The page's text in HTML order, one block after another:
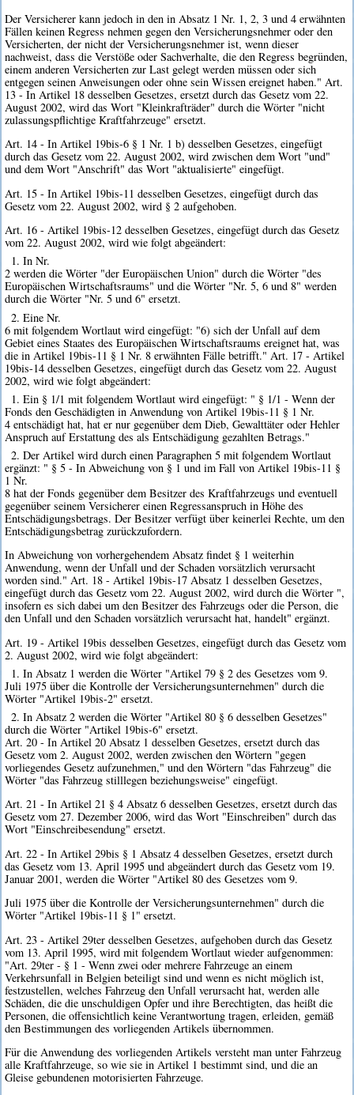
Der Versicherer kann jedoch in den in Absatz 1 Nr. 1, 2, 3 und 4 erwähnten
Fällen keinen Regress nehmen gegen den Versicherungsnehmer oder den
Versicherten, der nicht der Versicherungsnehmer ist, wenn dieser
nachweist, dass die Verstöße oder Sachverhalte, die den Regress begründen,
einem anderen Versicherten zur Last gelegt werden müssen oder sich
entgegen seinen Anweisungen oder ohne sein Wissen ereignet haben." Art.
13 - In Artikel 18 desselben Gesetzes, ersetzt durch das Gesetz vom 22.
August 2002, wird das Wort "Kleinkrafträder" durch die Wörter "nicht
zulassungspflichtige Kraftfahrzeuge" ersetzt.
Art. 14 - In Artikel 19bis-6 § 1 Nr. 1 b) desselben Gesetzes, eingefügt
durch das Gesetz vom 22. August 2002, wird zwischen dem Wort "und"
und dem Wort "Anschrift" das Wort "aktualisierte" eingefügt.
Art. 15 - In Artikel 19bis-11 desselben Gesetzes, eingefügt durch das
Gesetz vom 22. August 2002, wird § 2 aufgehoben.
Art. 16 - Artikel 19bis-12 desselben Gesetzes, eingefügt durch das Gesetz
vom 22. August 2002, wird wie folgt abgeändert:
1. In Nr.
2 werden die Wörter "der Europäischen Union" durch die Wörter "des
Europäischen Wirtschaftsraums" und die Wörter "Nr. 5, 6 und 8" werden
durch die Wörter "Nr. 5 und 6" ersetzt.
2. Eine Nr.
6 mit folgendem Wortlaut wird eingefügt: "6) sich der Unfall auf dem
Gebiet eines Staates des Europäischen Wirtschaftsraums ereignet hat, was
die in Artikel 19bis-11 § 1 Nr. 8 erwähnten Fälle betrifft." Art. 17 - Artikel
19bis-14 desselben Gesetzes, eingefügt durch das Gesetz vom 22. August
2002, wird wie folgt abgeändert:
1. Ein § 1/1 mit folgendem Wortlaut wird eingefügt: " § 1/1 - Wenn der
Fonds den Geschädigten in Anwendung von Artikel 19bis-11 § 1 Nr.
4 entschädigt hat, hat er nur gegenüber dem Dieb, Gewalttäter oder Hehler
Anspruch auf Erstattung des als Entschädigung gezahlten Betrags."
2. Der Artikel wird durch einen Paragraphen 5 mit folgendem Wortlaut
ergänzt: " § 5 - In Abweichung von § 1 und im Fall von Artikel 19bis-11 §
1 Nr.
8 hat der Fonds gegenüber dem Besitzer des Kraftfahrzeugs und eventuell
gegenüber seinem Versicherer einen Regressanspruch in Höhe des
Entschädigungsbetrags. Der Besitzer verfügt über keinerlei Rechte, um den
Entschädigungsbetrag zurückzufordern.
In Abweichung von vorhergehendem Absatz findet § 1 weiterhin
Anwendung, wenn der Unfall und der Schaden vorsätzlich verursacht
worden sind." Art. 18 - Artikel 19bis-17 Absatz 1 desselben Gesetzes,
eingefügt durch das Gesetz vom 22. August 2002, wird durch die Wörter ",
insofern es sich dabei um den Besitzer des Fahrzeugs oder die Person, die
den Unfall und den Schaden vorsätzlich verursacht hat, handelt" ergänzt.
Art. 19 - Artikel 19bis desselben Gesetzes, eingefügt durch das Gesetz vom
2. August 2002, wird wie folgt abgeändert:
1. In Absatz 1 werden die Wörter "Artikel 79 § 2 des Gesetzes vom 9.
Juli 1975 über die Kontrolle der Versicherungsunternehmen" durch die
Wörter "Artikel 19bis-2" ersetzt.
2. In Absatz 2 werden die Wörter "Artikel 80 § 6 desselben Gesetzes"
durch die Wörter "Artikel 19bis-6" ersetzt.
Art. 20 - In Artikel 20 Absatz 1 desselben Gesetzes, ersetzt durch das
Gesetz vom 2. August 2002, werden zwischen den Wörtern "gegen
vorliegendes Gesetz aufzunehmen," und den Wörtern "das Fahrzeug" die
Wörter "das Fahrzeug stilllegen beziehungsweise" eingefügt.
Art. 21 - In Artikel 21 § 4 Absatz 6 desselben Gesetzes, ersetzt durch das
Gesetz vom 27. Dezember 2006, wird das Wort "Einschreiben" durch das
Wort "Einschreibesendung" ersetzt.
Art. 22 - In Artikel 29bis § 1 Absatz 4 desselben Gesetzes, ersetzt durch
das Gesetz vom 13. April 1995 und abgeändert durch das Gesetz vom 19.
Januar 2001, werden die Wörter "Artikel 80 des Gesetzes vom 9.
Juli 1975 über die Kontrolle der Versicherungsunternehmen" durch die
Wörter "Artikel 19bis-11 § 1" ersetzt.
Art. 23 - Artikel 29ter desselben Gesetzes, aufgehoben durch das Gesetz
vom 13. April 1995, wird mit folgendem Wortlaut wieder aufgenommen:
"Art. 29ter - § 1 - Wenn zwei oder mehrere Fahrzeuge an einem
Verkehrsunfall in Belgien beteiligt sind und wenn es nicht möglich ist,
festzustellen, welches Fahrzeug den Unfall verursacht hat, werden alle
Schäden, die die unschuldigen Opfer und ihre Berechtigten, das heißt die
Personen, die offensichtlich keine Verantwortung tragen, erleiden, gemäß
den Bestimmungen des vorliegenden Artikels übernommen.
Für die Anwendung des vorliegenden Artikels versteht man unter Fahrzeug
alle Kraftfahrzeuge, so wie sie in Artikel 1 bestimmt sind, und die an
Gleise gebundenen motorisierten Fahrzeuge.